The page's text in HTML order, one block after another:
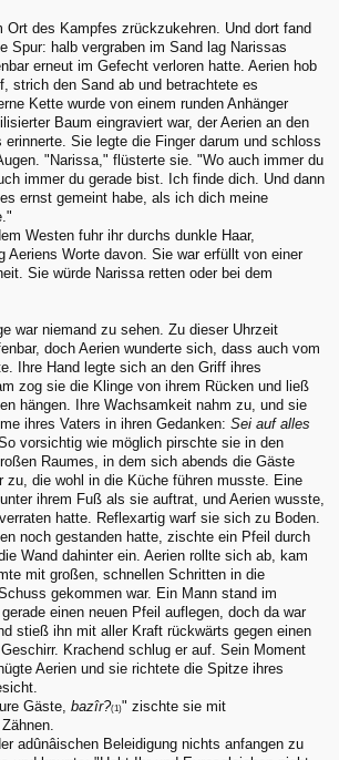
Ort des Kampfes zrückzukehren. Und dort fand
Spur: halb vergraben im Sand lag Narissas
erneut im Gefecht verloren hatte. Aerien hob
strich den Sand ab und betrachtete es
Kette wurde von einem runden Anhänger
Baum eingraviert war, der Aerien an den
erinnerte. Sie legte die Finger darum und schloss
"Narissa," flüsterte sie. "Wo auch immer du
immer du gerade bist. Ich finde dich. Und dann
ernst gemeint habe, als ich dich meine
Westen fuhr ihr durchs dunkle Haar,
Aeriens Worte davon. Sie war erfüllt von einer
Sie würde Narissa retten oder bei dem
war niemand zu sehen. Zu dieser Uhrzeit
doch Aerien wunderte sich, dass auch vom
Ihre Hand legte sich an den Griff ihres
zog sie die Klinge von ihrem Rücken und ließ
hängen. Ihre Wachsamkeit nahm zu, und sie
ihres Vaters in ihren Gedanken: Sei auf alles
vorsichtig wie möglich pirschte sie in den
Raumes, in dem sich abends die Gäste
zu, die wohl in die Küche führen musste. Eine
ihrem Fuß als sie auftrat, und Aerien wusste,
hatte. Reflexartig warf sie sich zu Boden.
noch gestanden hatte, zischte ein Pfeil durch
Wand dahinter ein. Aerien rollte sich ab, kam
mit großen, schnellen Schritten in die
gekommen war. Ein Mann stand im
einen neuen Pfeil auflegen, doch da war
stieß ihn mit aller Kraft rückwärts gegen einen
Krachend schlug er auf. Sein Moment
Aerien und sie richtete die Spitze ihres
Gäste, bazîr?(1)" zischte sie mit
adûnâischen Beleidigung nichts anfangen zu